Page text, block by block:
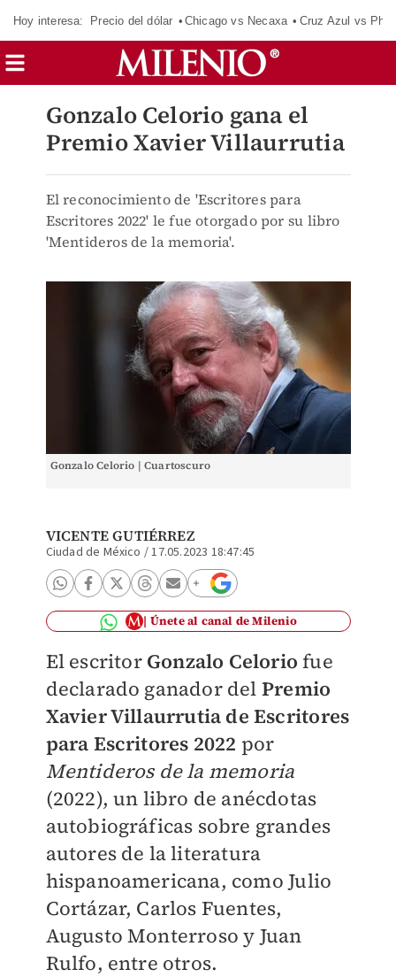
Hoy interesa: Precio del dólar Chicago vs Necaxa Cruz Azul vs
Gonzalo Celorio gana el
Premio Xavier Villaurrutia
El reconocimiento de 'Escritores para
Escritores 2022' le fue otorgado por su libro
'Mentideros de la memoria'.
Gonzalo Celorio | Cuartoscuro
VICENTE GUTIÉRREZ
Ciudad de México /17.05.2023 18:47:45
Únete al canal de Milenio
El escritor Gonzalo Celoriofue
declarado ganador del Premio
Xavier Villaurrutia de Escritores
para Escritores 2022 por
Mentideros de la memoria
(2022), un libro de anécdotas
autobiográficas sobre grandes
autores de la literatura
hispanoamericana, como Julio
Cortázar, Carlos Fuentes,
Augusto Monterroso y Juan
Rulfo, entre otros.